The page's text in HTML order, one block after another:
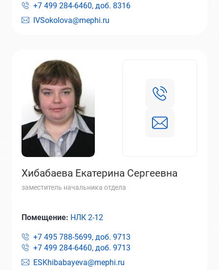
IVSokolova@mephi.ru
+7 499 284-6460, доб. 8316
Хибабаева Екатерина Сергеевна
заместитель начальника отдела
ESKhibabayeva@mephi.ru
Помещение: НЛК 2-12
+7 495 788-5699, доб. 9713
+7 499 284-6460, доб. 9713